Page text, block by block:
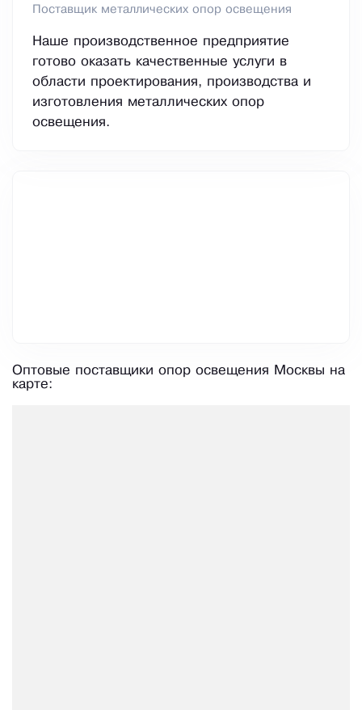
Поставщик металлических опор освещения
Наше производственное предприятие
готово оказать качественные услуги в
области проектирования, производства и
изготовления металлических опор
освещения.
Оптовые поставщики опор освещения Москвы на
карте: